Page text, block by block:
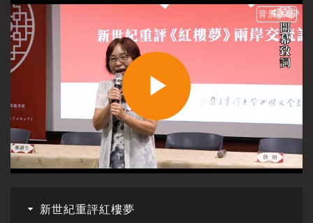
背景收聽
Play
新世紀重評紅樓夢